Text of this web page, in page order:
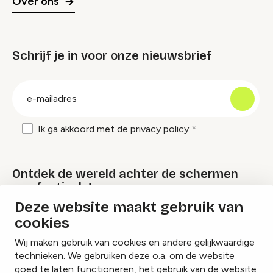
Deze website maakt gebruik van
cookies
Wij maken gebruik van cookies en andere gelijkwaardige
technieken. We gebruiken deze o.a. om de website
goed te laten functioneren, het gebruik van de website
Schrijf je in voor onze nieuwsbrief
Ik ga akkoord met de privacy policy
Ontdek de wereld achter de schermen
van festivals!
Lees onze Festival Specials